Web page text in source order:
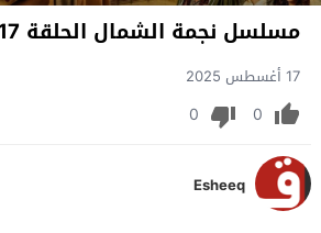
مسلسل نجمة الشمال الحلقة 17
17 أغسطس 2025
0
0
Esheeq